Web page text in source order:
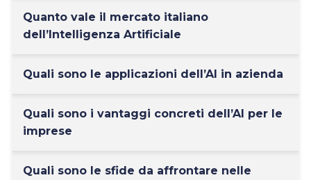
Quanto vale il mercato italiano
dell’Intelligenza Artificiale
Quali sono le applicazioni dell’AI in azienda
Quali sono i vantaggi concreti dell’AI per le
imprese
Quali sono le sfide da affrontare nelle